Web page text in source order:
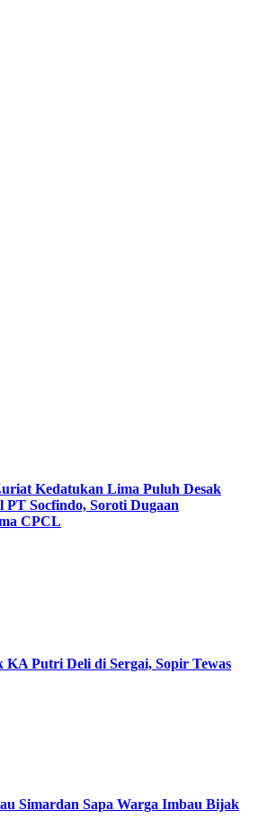
Kedatukan Lima Puluh Desak
PT Socfindo, Soroti Dugaan
CPCL
Putri Deli di Sergai, Sopir Tewas
Simardan Sapa Warga Imbau Bijak